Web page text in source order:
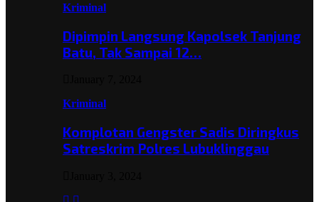
Kriminal
Dipimpin Langsung Kapolsek Tanjung
Batu, Tak Sampai 12…
Kriminal
Komplotan Gengster Sadis Diringkus
Satreskrim Polres Lubuklinggau